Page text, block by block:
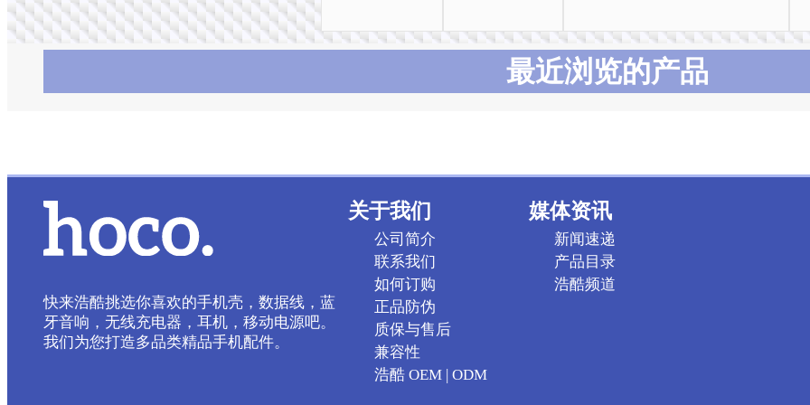
最近浏览的产品
快来浩酷挑选你喜欢的手机壳，数据线，蓝
牙音响，无线充电器，耳机，移动电源吧。
我们为您打造多品类精品手机配件。
关于我们
公司简介
联系我们
如何订购
正品防伪
质保与售后
兼容性
浩酷 OEM | ODM
媒体资讯
新闻速递
产品目录
浩酷频道